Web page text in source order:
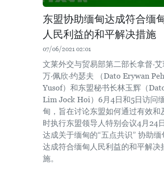
东盟协助缅甸达成符合缅
人民利益的和平解决措施
07/06/2021 02:01
文莱外交与贸易部第二部长拿督·
万·佩欣·约瑟夫 （Dato Erywan
Yusof）和东盟秘书长林玉辉（
Lim Jock Hoi）6月4日和5日访问
甸，旨在讨论东盟如何通过有效和
时执行东盟领导人特别会议4月24
达成关于缅甸的“五点共识” 协助缅
达成符合缅甸人民利益的和平解决
施。